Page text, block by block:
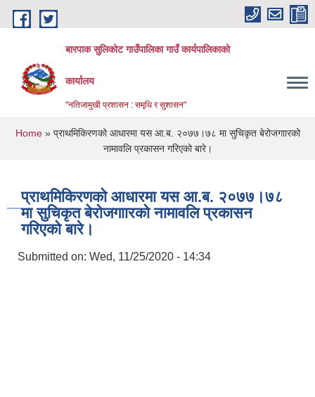
Skip to main content
बारपाक सुलिकोट गाउँपालिका गाउँ कार्यपालिकाको
कार्यालय
"नतिजामुखी प्रशासन : समृधि र सुशासन"
You are here
Home» प्राथमिकिरणको आधारमा यस आ.ब. २०७७।७८ मा सुचिकृत बेरोजगाारको
नामावलि प्रकासन गरिएको बारे।
प्राथमिकिरणको आधारमा यस आ.ब. २०७७।७८
मा सुचिकृत बेरोजगाारको नामावलि प्रकासन
गरिएको बारे।
Submitted on: Wed, 11/25/2020 - 14:34